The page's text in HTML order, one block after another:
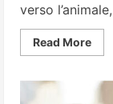
verso
Read MoreRead
more
cane,